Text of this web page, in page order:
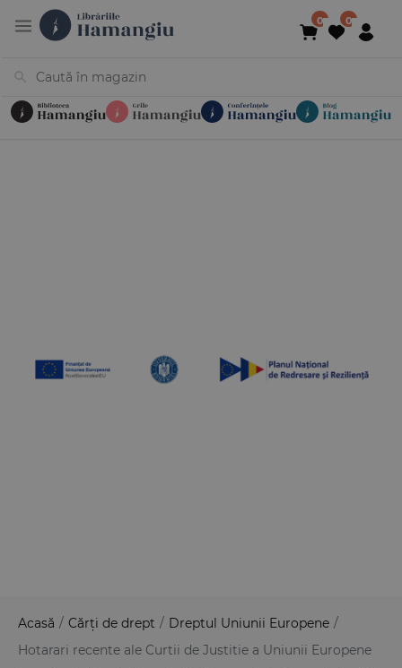
Acasă / Cărți de drept / Dreptul Uniunii Europene /
Hotarari recente ale Curtii de Justitie a Uniunii Europene